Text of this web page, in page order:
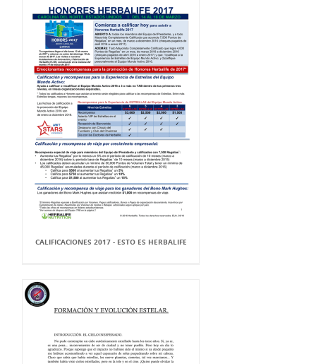
CALIFICACIONES 2017 - ESTO ES HERBALIFE